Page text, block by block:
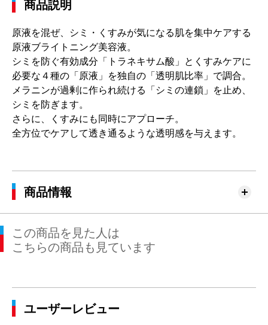
商品説明
原液を混ぜ、シミ・くすみが気になる肌を集中ケアする
原液ブライトニング美容液。
シミを防ぐ有効成分「トラネキサム酸」とくすみケアに
必要な４種の「原液」を独自の「透明肌比率」で調合。
メラニンが過剰に作られ続ける「シミの連鎖」を止め、
シミを防ぎます。
さらに、くすみにも同時にアプローチ。
全方位でケアして透き通るような透明感を与えます。
商品情報
この商品を見た人は
こちらの商品も見ています
ユーザーレビュー